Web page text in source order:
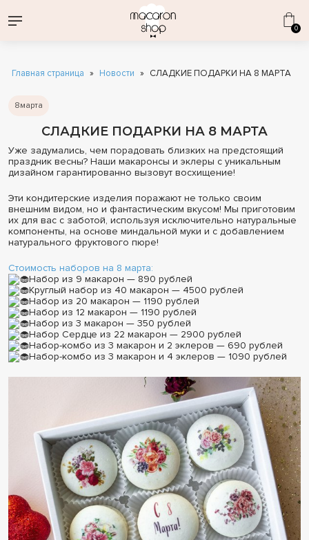
0
ВСЕ НАБОРЫ
ДЕНЬ СТРОИТЕЛЯ
1 СЕНТЯБРЯ
ДЕНЬ РОЖДЕНИЯ
МАКАРОНС КЛАССИЧЕСКИЕ
СВАДЕБНЫЕ ПРЕДЛОЖЕНИЯ
ИНДИВИДУАЛЬНАЯ ПЕЧАТЬ
СОБЕРИ СВОЙ НАБОР
КОРПОРАТИВНЫЕ ПОДАРКИ
ОПТОВЫЕ ПОСТАВКИ
ЭКЛЕРЫ ОПТОМ
МАКАРОН
ЭКЛЕРЫ
ВАФЕЛЬНЫЕ ТРУБОЧКИ
КОМБО-НАБОРЫ
Главная страница » Новости » СЛАДКИЕ ПОДАРКИ НА 8 МАРТА
8марта
СЛАДКИЕ ПОДАРКИ НА 8 МАРТА
Уже задумались, чем порадовать близких на предстоящий
праздник весны? Наши макаронсы и эклеры с уникальным
дизайном гарантированно вызовут восхищение!
Эти кондитерские изделия поражают не только своим
внешним видом, но и фантастическим вкусом! Мы приготовим
их для вас с заботой, используя исключительно натуральные
компоненты, на основе миндальной муки и с добавлением
натурального фруктового пюре!
Стоимость наборов на 8 марта:
Набор из 9 макарон — 890 рублей
Круглый набор из 40 макарон — 4500 рублей
Набор из 20 макарон — 1190 рублей
Набор из 12 макарон — 1190 рублей
Набор из 3 макарон — 350 рублей
Набор Сердце из 22 макарон — 2900 рублей
Набор-комбо из 3 макарон и 2 эклеров — 690 рублей
Набор-комбо из 3 макарон и 4 эклеров — 1090 рублей